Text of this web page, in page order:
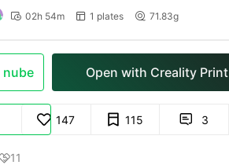
 02h 54m  1 plates  71.83g
nube Open with Creality Print
147 115  3
11